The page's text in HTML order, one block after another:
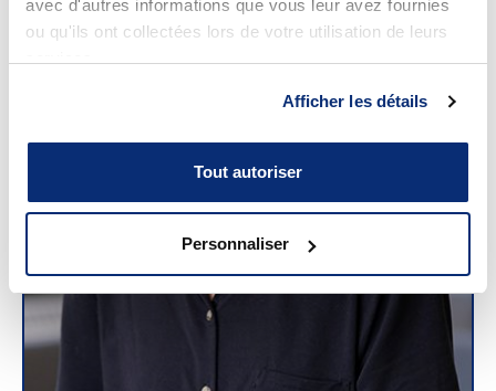
avec d'autres informations que vous leur avez fournies
ou qu'ils ont collectées lors de votre utilisation de leurs
Afficher les détails
Tout autoriser
Personnaliser